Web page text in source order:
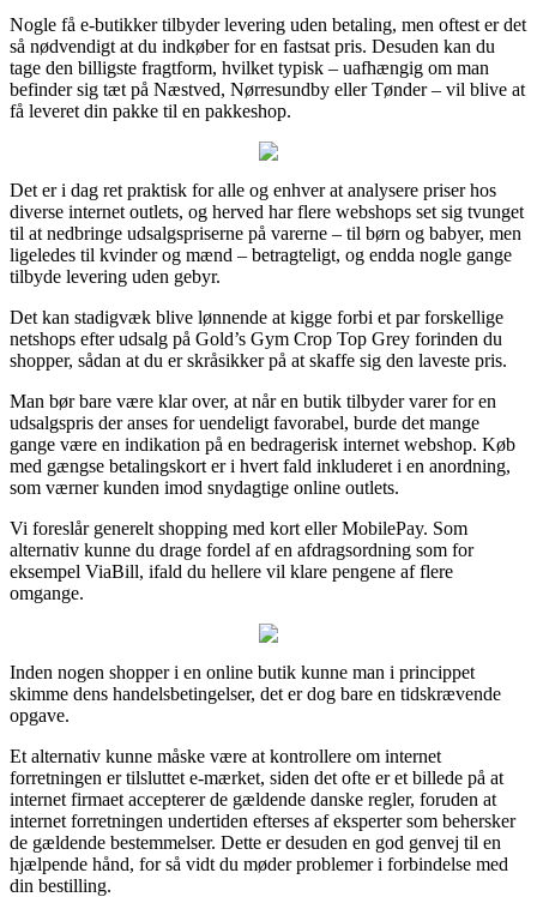
Nogle få e-butikker tilbyder levering uden betaling, men oftest er det
så nødvendigt at du indkøber for en fastsat pris. Desuden kan du
tage den billigste fragtform, hvilket typisk – uafhængig om man
befinder sig tæt på Næstved, Nørresundby eller Tønder – vil blive at
få leveret din pakke til en pakkeshop.
Det er i dag ret praktisk for alle og enhver at analysere priser hos
diverse internet outlets, og herved har flere webshops set sig tvunget
til at nedbringe udsalgspriserne på varerne – til børn og babyer, men
ligeledes til kvinder og mænd – betragteligt, og endda nogle gange
tilbyde levering uden gebyr.
Det kan stadigvæk blive lønnende at kigge forbi et par forskellige
netshops efter udsalg på Gold’s Gym Crop Top Grey forinden du
shopper, sådan at du er skråsikker på at skaffe sig den laveste pris.
Man bør bare være klar over, at når en butik tilbyder varer for en
udsalgspris der anses for uendeligt favorabel, burde det mange
gange være en indikation på en bedragerisk internet webshop. Køb
med gængse betalingskort er i hvert fald inkluderet i en anordning,
som værner kunden imod snydagtige online outlets.
Vi foreslår generelt shopping med kort eller MobilePay. Som
alternativ kunne du drage fordel af en afdragsordning som for
eksempel ViaBill, ifald du hellere vil klare pengene af flere
omgange.
Inden nogen shopper i en online butik kunne man i princippet
skimme dens handelsbetingelser, det er dog bare en tidskrævende
opgave.
Et alternativ kunne måske være at kontrollere om internet
forretningen er tilsluttet e-mærket, siden det ofte er et billede på at
internet firmaet accepterer de gældende danske regler, foruden at
internet forretningen undertiden efterses af eksperter som behersker
de gældende bestemmelser. Dette er desuden en god genvej til en
hjælpende hånd, for så vidt du møder problemer i forbindelse med
din bestilling.